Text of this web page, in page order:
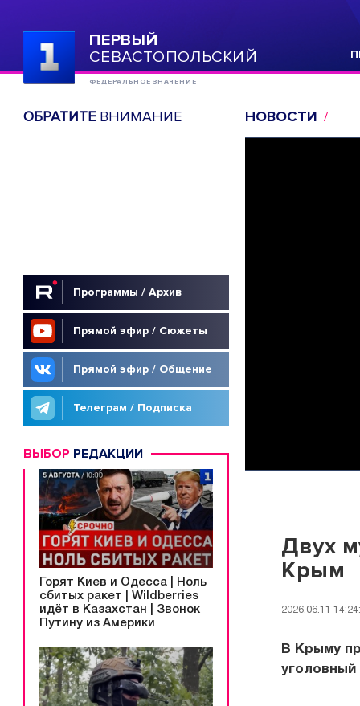
ПЕРВЫЙ
СЕВАСТОПОЛЬСКИЙ
ФЕДЕРАЛЬНОЕ ЗНАЧЕНИЕ
ОБРАТИТЕВНИМАНИЕ
Программы / Архив
Прямой эфир / Сюжеты
Прямой эфир / Общение
Телеграм / Подписка
ВЫБОР РЕДАКЦИИ
Горят Киев и Одесса | Ноль
сбитых ракет | Wildberries
идёт в Казахстан | Звонок
Путину из Америки
НОВОСТИ
Двух
Крым
2026.06.11
В Крыму
уголовный